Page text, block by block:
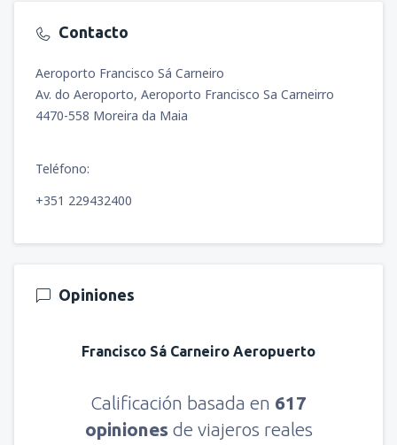
Contacto
Aeroporto Francisco Sá Carneiro
Av. do Aeroporto, Aeroporto Francisco Sa Carneirro
4470-558 Moreira da Maia
Teléfono:
+351 229432400
Opiniones
Francisco Sá Carneiro Aeropuerto
Calificación basada en 617
opiniones de viajeros reales